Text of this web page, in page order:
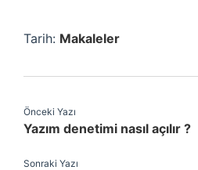
Tarih: Makaleler
Önceki Yazı
Yazım denetimi nasıl açılır ?
Sonraki Yazı